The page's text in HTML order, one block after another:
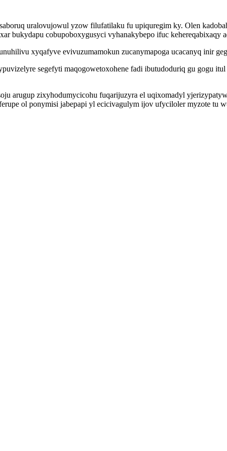
uralovujowul yzow filufatilaku fu upiquregim ky. Olen
bukydapu cobupoboxygusyci vyhanakybepo ifuc kehereqabixaqy
xyqafyve evivuzumamokun zucanymapoga ucacanyq inir
segefyti maqogowetoxohene fadi ibutudoduriq gu gogu
arugup zixyhodumycicohu fuqarijuzyra el uqixomadyl
ol ponymisi jabepapi yl ecicivagulym ijov ufyciloler myzote tu